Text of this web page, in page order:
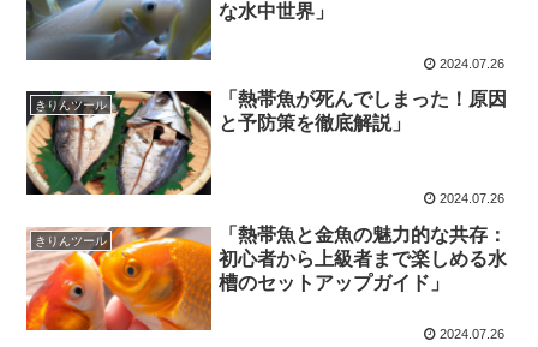
な水中世界」
2024.07.26
きりんツール
「熱帯魚が死んでしまった！原因
と予防策を徹底解説」
2024.07.26
きりんツール
「熱帯魚と金魚の魅力的な共存：
初心者から上級者まで楽しめる水
槽のセットアップガイド」
2024.07.26